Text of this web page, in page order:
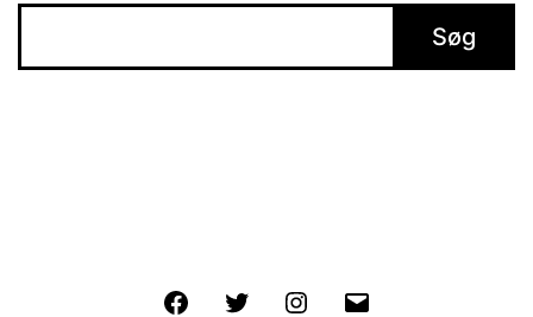
Søg
FacebookTwitter Instagram